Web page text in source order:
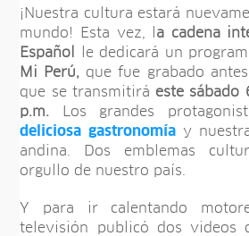
¡Nuestra cultura estará
mundo! Esta vez, l a cadena
Español
le dedicará un
Mi Perú, que fue grabado
que se transmitirá este sábado
p.m.
Los grandes
deliciosa gastronomíay nuestra
andina. Dos emblemas
orgullo de nuestro país.
Y para ir calentando
televisión publicó dos videos